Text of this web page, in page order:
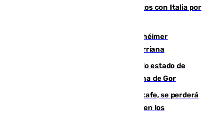
restablecimiento de controles fronterizos con Italia por
Hallan sin vida al granadino con Alzhéimer
desaparecido hace una semana en Churriana
Encuentran un cadáver en avanzado estado de
descomposición en la localidad granadina de Gor
Christantus Uche, delantero del Getafe, se perderá
toda la temporada por varias fracturas en los